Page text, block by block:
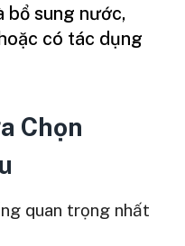
bổ sung nước,
có tác dụng
Chọn
quan trọng nhất